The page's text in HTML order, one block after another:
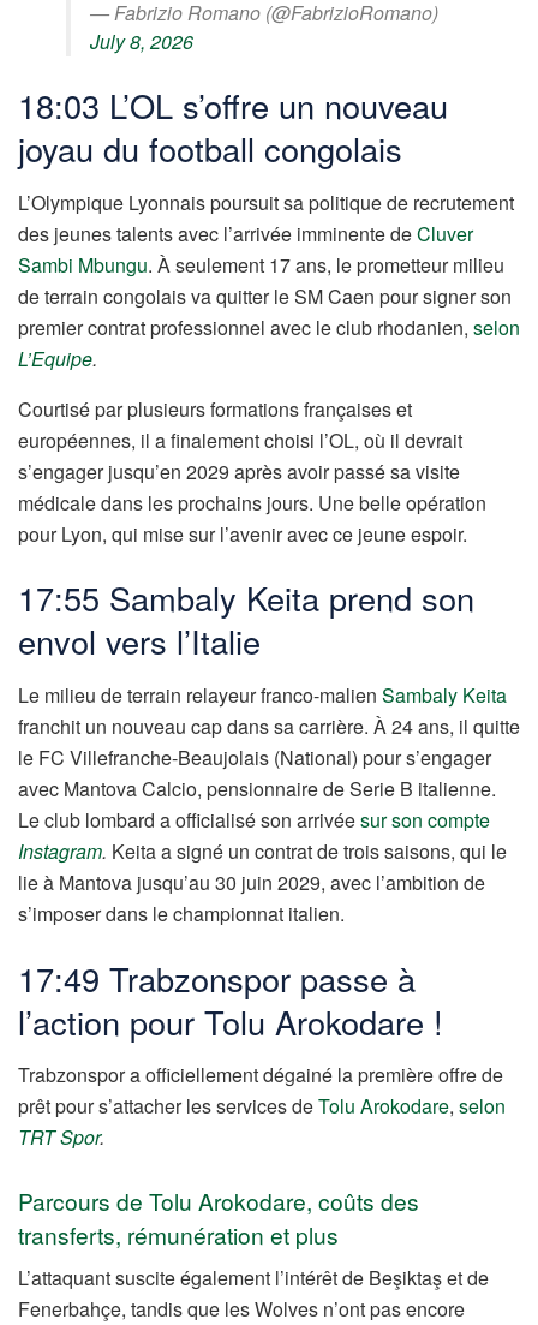
— Fabrizio Romano (@FabrizioRomano)
July 8, 2026
18:03 L’OL s’offre un nouveau
joyau du football congolais
L’Olympique Lyonnais poursuit sa politique de recrutement
des jeunes talents avec l’arrivée imminente deCluver
Sambi Mbungu. À seulement 17 ans, le prometteur milieu
de terrain congolais va quitter le SM Caen pour signer son
premier contrat professionnel avec le club rhodanien, selon
L’Equipe.
Courtisé par plusieurs formations françaises et
européennes, il a finalement choisi l’OL, où il devrait
s’engager jusqu’en 2029 après avoir passé sa visite
médicale dans les prochains jours. Une belle opération
pour Lyon, qui mise sur l’avenir avec ce jeune espoir.
17:55 Sambaly Keita prend son
envol vers l’Italie
Le milieu de terrain relayeur franco-malien Sambaly Keita
franchit un nouveau cap dans sa carrière. À 24 ans, il quitte
le FC Villefranche-Beaujolais (National) pour s’engager
avec Mantova Calcio, pensionnaire de Serie B italienne.
Le club lombard a officialisé son arrivéesur son compte
Instagram. Keita a signé un contrat de trois saisons, qui le
lie à Mantova jusqu’au 30 juin 2029, avec l’ambition de
s’imposer dans le championnat italien.
17:49 Trabzonspor passe à
l’action pour Tolu Arokodare !
Trabzonspor a officiellement dégainé la première offre de
prêt pour s’attacher les services deTolu Arokodare, selon
TRT Spor.
Parcours de Tolu Arokodare, coûts des
transferts, rémunération et plus
L’attaquant suscite également l’intérêt de Beşiktaş et de
Fenerbahçe, tandis que les Wolves n’ont pas encore